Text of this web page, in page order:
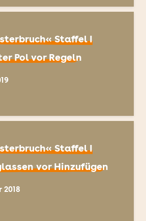
Staffel I
Pol vor Regeln
Staffel I
vor Hinzufügen
2018